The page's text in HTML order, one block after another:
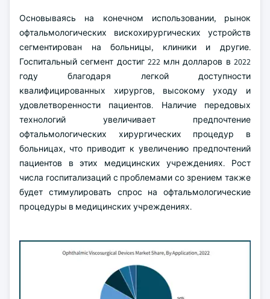
Основываясь на конечном использовании, рынок
офтальмологических вискохирургических устройств
сегментирован на больницы, клиники и другие.
Госпитальный сегмент достиг 222 млн долларов в 2022
году благодаря легкой доступности
квалифицированных хирургов, высокому уходу и
удовлетворенности пациентов. Наличие передовых
технологий увеличивает предпочтение
офтальмологических хирургических процедур в
больницах, что приводит к увеличению предпочтений
пациентов в этих медицинских учреждениях. Рост
числа госпитализаций с проблемами со зрением также
будет стимулировать спрос на офтальмологические
процедуры в медицинских учреждениях.